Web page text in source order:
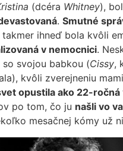
(dcéra Whitney),
. Smutné
takmer ihneď bola kvôli
v nemocnici.
svojou babkou (Cissy,
kvôli zverejneniu
opustila ako 22-ročná
po tom, čo ju našli vo
mesačnej kómy už